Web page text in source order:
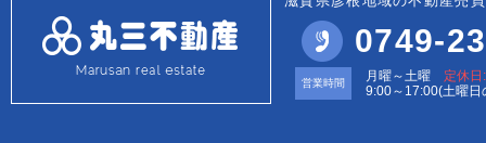
0749-
営業時間 月曜～土曜 定休
9:00～17:00(土曜日